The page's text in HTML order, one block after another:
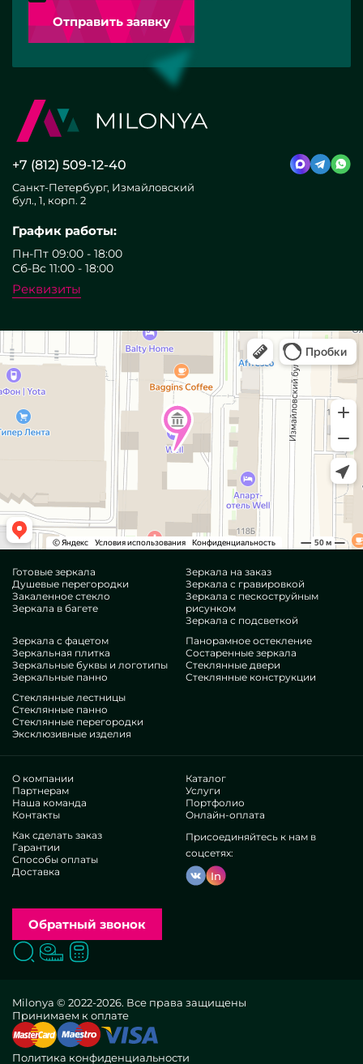
Отправить заявку
+7 (812) 509-12-40
Санкт-Петербург, Измайловский
бул., 1, корп. 2
График работы:
Пн-Пт 09:00 - 18:00
Сб-Вс 11:00 - 18:00
Реквизиты
Готовые зеркала
Душевые перегородки
Закаленное стекло
Зеркала в багете
Зеркала на заказ
Зеркала с гравировкой
Зеркала с пескоструйным
рисунком
Зеркала с подсветкой
Зеркала с фацетом
Зеркальная плитка
Зеркальные буквы и логотипы
Зеркальные панно
Панорамное остекление
Состаренные зеркала
Стеклянные двери
Стеклянные конструкции
Стеклянные лестницы
Стеклянные панно
Стеклянные перегородки
Эксклюзивные изделия
О компании
Партнерам
Наша команда
Контакты
Каталог
Услуги
Портфолио
Онлайн-оплата
Как сделать заказ
Гарантии
Способы оплаты
Доставка
Присоединяйтесь к нам в
соцсетях:
In
Обратный звонок
ПоискВызвать замерщика
Milonya © 2022-2026. Все права защищены
Принимаем к оплате
Политика конфиденциальности